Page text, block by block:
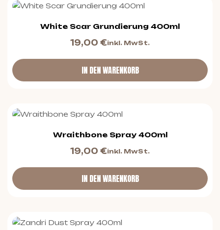
White Scar Grundierung 400ml
19,00 €inkl. MwSt.
IN DEN WARENKORB
Wraithbone Spray 400ml
19,00 €inkl. MwSt.
IN DEN WARENKORB